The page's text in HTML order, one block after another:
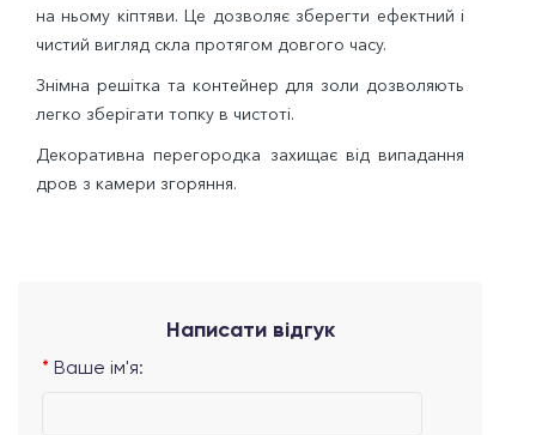
на ньому кіптяви. Це дозволяє зберегти ефектний і
чистий вигляд скла протягом довгого часу.
Знімна решітка та контейнер для золи дозволяють
легко зберігати топку в чистоті.
Декоративна перегородка захищає від випадання
дров з камери згоряння.
Написати відгук
Ваше ім'я: